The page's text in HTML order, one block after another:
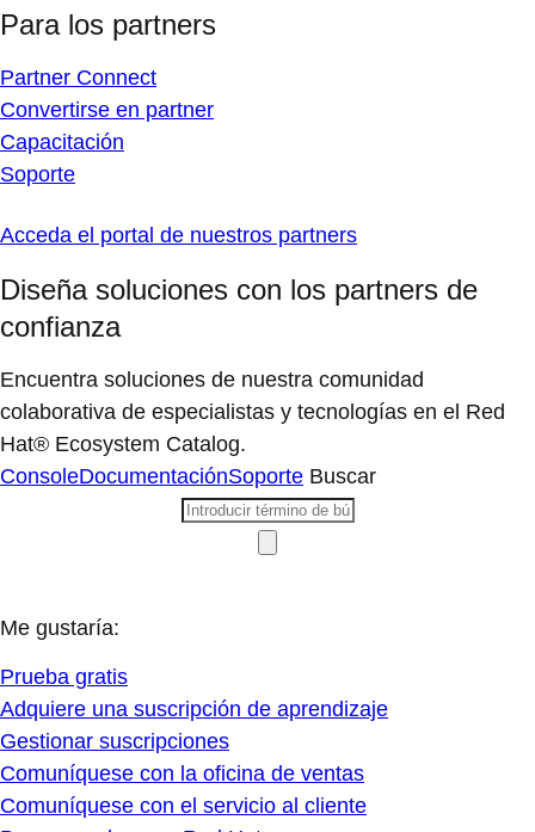
Para los partners
Partner Connect
Convertirse en partner
Capacitación
Soporte
Acceda el portal de nuestros partners
Diseña soluciones con los partners de
confianza
Encuentra soluciones de nuestra comunidad
colaborativa de especialistas y tecnologías en el Red
Hat® Ecosystem Catalog.
ConsoleDocumentaciónSoporte Buscar
Me gustaría:
Prueba gratis
Adquiere una suscripción de aprendizaje
Gestionar suscripciones
Comuníquese con la oficina de ventas
Comuníquese con el servicio al cliente